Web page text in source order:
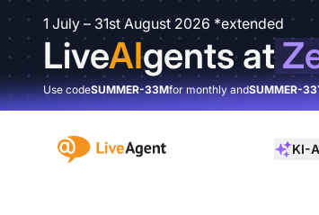
1 July – 31st August 2026 *extended
LiveAIgents at
Use codeSUMMER-33Mfor monthly andSUMMER-
:site.title KI-